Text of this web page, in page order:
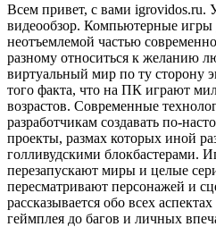
Всем привет, с вами igrovidos.ru.
видеообзор. Компьютерные игры
неотъемлемой частью
разному относиться к желанию
виртуальный мир по ту сторону
того факта, что на ПК играют
возрастов. Современные
разработчикам создавать по-
проекты, размах которых иной
голливудскими блокбастерами.
перезапускают миры и целые
пересматривают персонажей и
рассказывается обо всех
геймплея до багов и личных